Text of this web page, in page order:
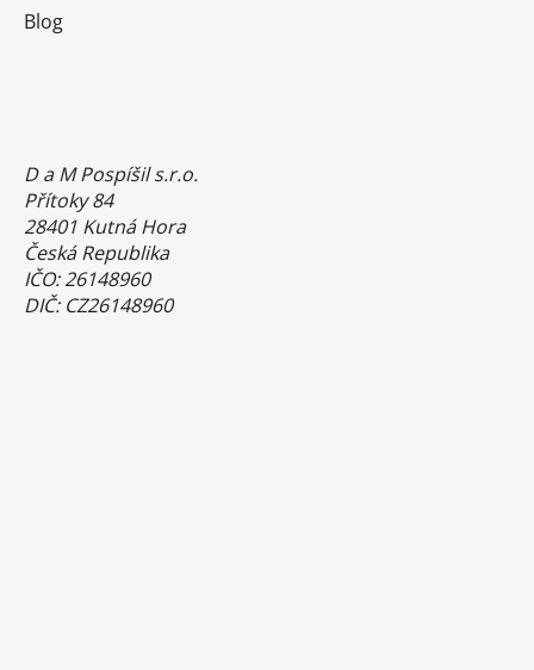
Blog
D a M Pospíšil s.r.o.
Přítoky 84
28401 Kutná Hora
Česká Republika
IČO: 26148960
DIČ: CZ26148960